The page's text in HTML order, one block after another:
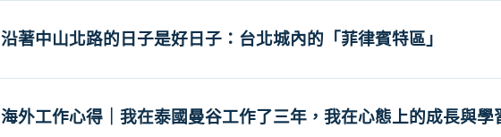
沿著中山北路的日子是好日子：台北城內的「菲律賓特區」
海外工作心得｜我在泰國曼谷工作了三年，我在心態上的成長與學